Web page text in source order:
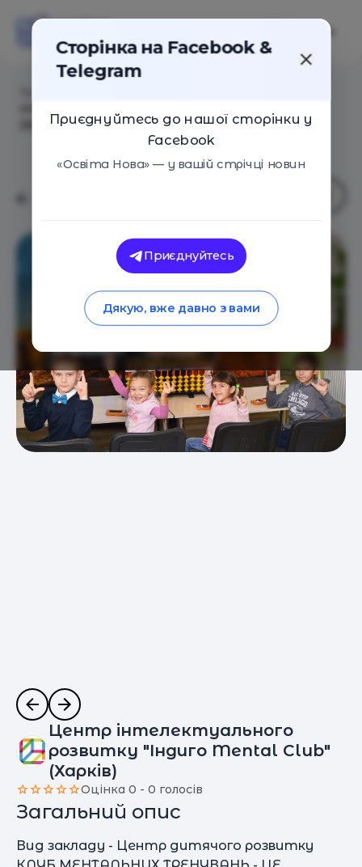
(Харків)
Центр інтелектуального
розвитку "Індиго Mental Club"
(Харків)
Оцінка 0 - 0 голосів
Загальний опис
Вид закладу - Центр дитячого розвитку
Сторінка на Facebook &
Telegram
Приєднуйтесь до нашої сторінки у
Facebook
«Освіта Нова» — у вашій стрічці новин
Приєднуйтесь
Дякую, вже давно з вами